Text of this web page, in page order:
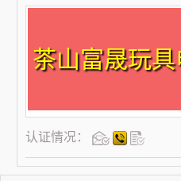
茶山富晟玩
认证情况：